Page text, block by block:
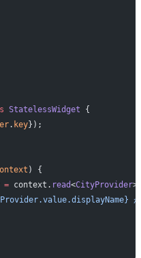
StatelessWidget {
. key});
) {
= context. read<CityProvider
が